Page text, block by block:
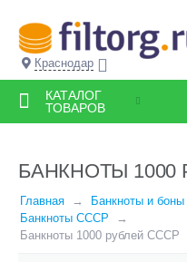
Краснодар
КАТАЛОГ
ТОВАРОВ
БАНКНОТЫ
Главная
Банкноты и боны
Банкноты СССР
Банкноты 1000 рублей СССР